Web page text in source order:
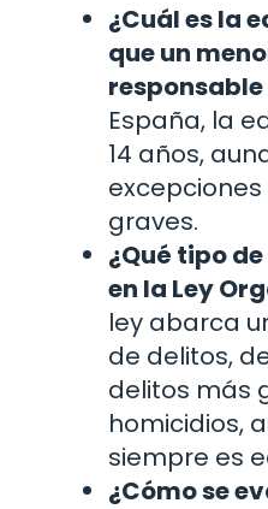
¿Cuál es la
que un
España, la
14 años,
graves.
¿Qué tipo
en la Ley
ley abarca
de delitos,
delitos más
homicidios,
siempre es
¿Cómo se